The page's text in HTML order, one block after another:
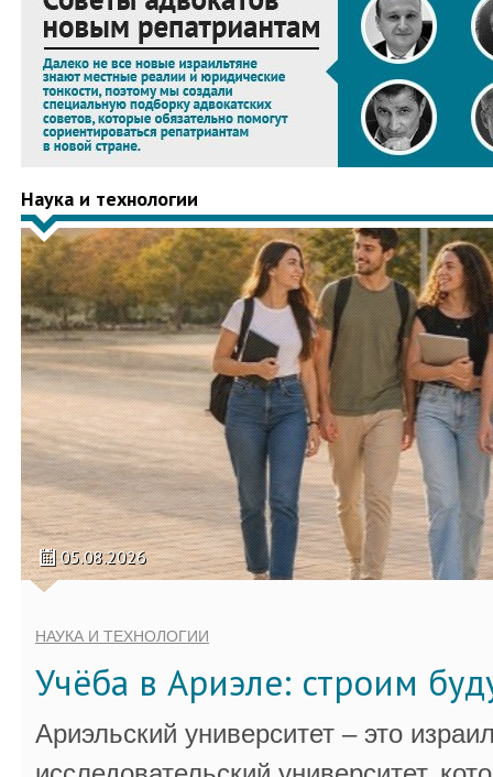
Наука и технологии
05.08.2026
НАУКА И ТЕХНОЛОГИИ
Учёба в Ариэле: строим
Ариэльский университет – это